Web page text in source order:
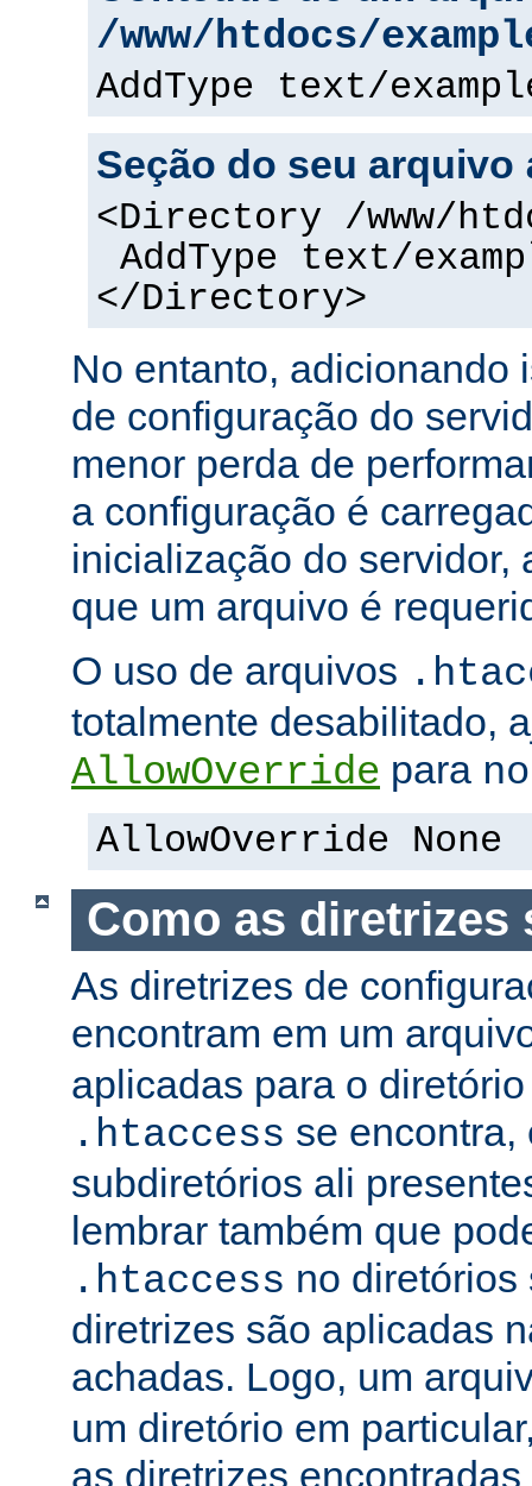
/www/htdocs/
AddType text/
Seção do seu arquivo
<Directory /www/
AddType text/
</Directory>
No entanto, adicionando
de configuração do
menor perda de
a configuração é
inicialização do servidor,
que um arquivo é
O uso de arquivos
totalmente desabilitado,
AllowOverride para
AllowOverride None
Como as diretrizes
As diretrizes de
encontram em um
aplicadas para o
.htaccess se encontra,
subdiretórios ali
lembrar também que
.htaccess no diretórios
diretrizes são aplicadas
achadas. Logo, um
um diretório em
as diretrizes